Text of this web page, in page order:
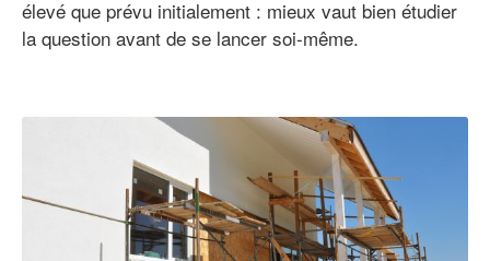
élevé que prévu initialement : mieux vaut bien étudier
la question avant de se lancer soi-même.